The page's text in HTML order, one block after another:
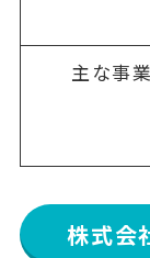
主な事
株式会